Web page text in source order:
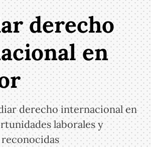
derecho
en
derecho internacional en
laborales y